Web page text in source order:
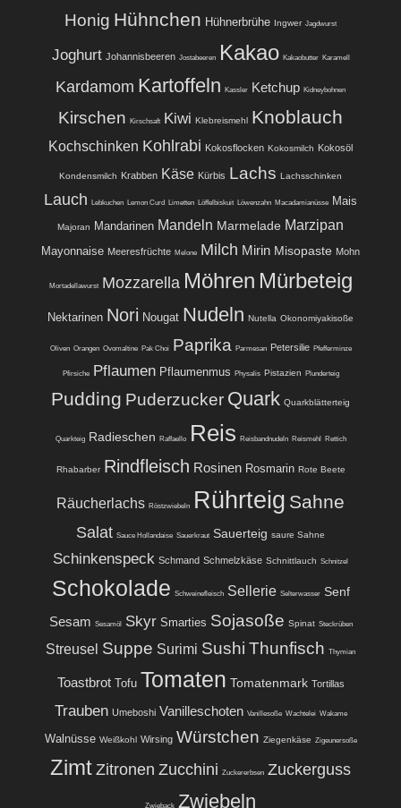
Honig Hühnchen Hühnerbrühe Ingwer Jagdwurst
Joghurt Johannisbeeren Jostabeeren Kakao Kakaobutter Karamell
Kardamom Kartoffeln Kassler Ketchup Kidneybohnen
Kirschen Kirschsaft Kiwi Klebreismehl Knoblauch
Kochschinken Kohlrabi Kokosflocken Kokosmilch Kokosöl
Kondensmilch Krabben Käse Kürbis Lachs Lachsschinken
Lauch Lebkuchen Lemon Curd Limetten Löffelbiskuit Löwenzahn Macadamianüsse Mais
Majoran Mandarinen Mandeln Marmelade Marzipan
Mayonnaise Meeresfrüchte Melone Milch Mirin Misopaste Mohn
Mortadellawurst Mozzarella Möhren Mürbeteig
Nektarinen Nori Nougat Nudeln Nutella Okonomiyakisoße
Oliven Orangen Ovomaltine Pak Choi Paprika Parmesan Petersilie Pfefferminze
Pfirsiche Pflaumen Pflaumenmus Physalis Pistazien Plunderteig
Pudding Puderzucker Quark Quarkblätterteig
Quarkteig Radieschen Raffaello Reis Reisbandnudeln Reismehl Rettich
Rhabarber Rindfleisch Rosinen Rosmarin Rote Beete
Räucherlachs Röstzwiebeln Rührteig Sahne
Salat Sauce Hollandaise Sauerkraut Sauerteig saure Sahne
Schinkenspeck Schmand Schmelzkäse Schnittlauch Schnitzel
Schokolade Schweinefleisch Sellerie Selterwasser Senf
Sesam Sesamöl Skyr Smarties Sojasoße Spinat Steckrüben
Streusel Suppe Surimi Sushi Thunfisch Thymian
Toastbrot Tofu Tomaten Tomatenmark Tortillas
Trauben Umeboshi Vanilleschoten Vanillesoße Wachtelei Wakame
Walnüsse Weißkohl Wirsing Würstchen Ziegenkäse Zigeunersoße
Zimt Zitronen Zucchini Zuckererbsen Zuckerguss
Zwieback Zwiebeln